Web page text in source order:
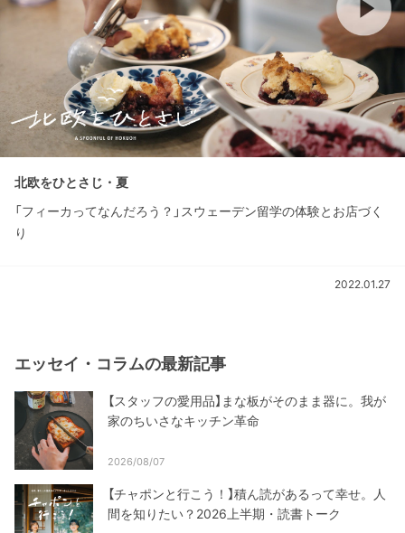
北欧をひとさじ・夏
「フィーカってなんだろう？」スウェーデン留学の体験とお店づく
り
2022.01.27
エッセイ・コラムの最新記事
【スタッフの愛用品】まな板がそのまま器に。我が
家のちいさなキッチン革命
2026/08/07
【チャポンと行こう！】積ん読があるって幸せ。人
間を知りたい？2026上半期・読書トーク